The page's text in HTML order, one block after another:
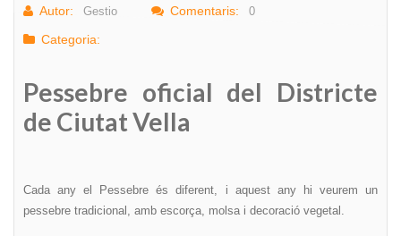
Autor: Gestio Comentaris: 0
Categoria:
Pessebre oficial del Districte
de Ciutat Vella
Cada any el Pessebre és diferent, i aquest any hi veurem un
pessebre tradicional, amb escorça, molsa i decoració vegetal.